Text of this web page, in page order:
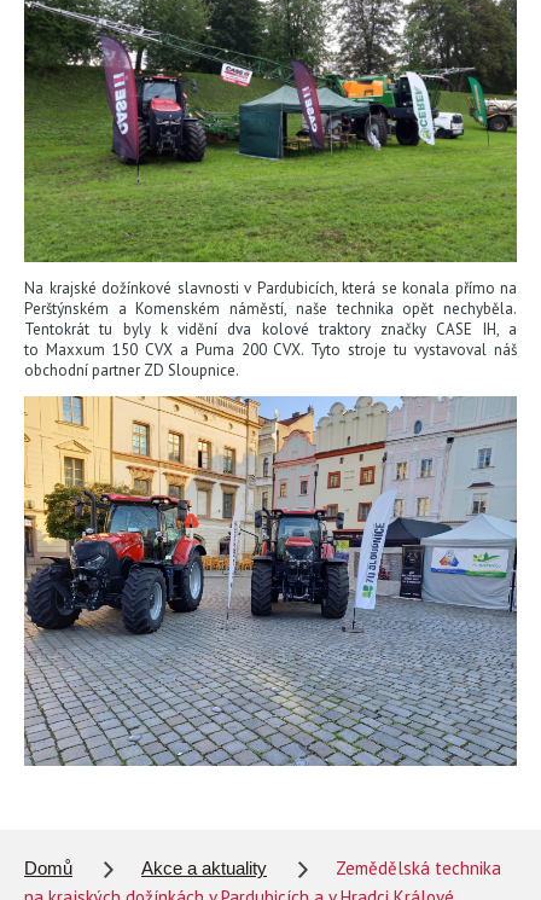
CEREA
Na krajské dožínkové slavnosti v Pardubicích, která se konala přímo na
Perštýnském a Komenském náměstí, naše technika opět nechyběla.
Tentokrát tu byly k vidění dva kolové traktory značky CASE IH, a
to Maxxum 150 CVX a Puma 200 CVX. Tyto stroje tu vystavoval náš
obchodní partner ZD Sloupnice.
Domů Akce a aktuality
Zemědělská technika